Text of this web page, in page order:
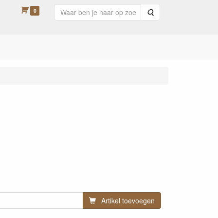
0 Zoeken
Artikel toevoegen